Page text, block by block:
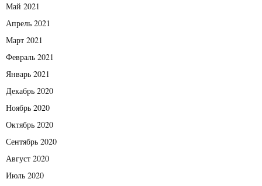
Май 2021
Апрель 2021
Март 2021
Февраль 2021
Январь 2021
Декабрь 2020
Ноябрь 2020
Октябрь 2020
Сентябрь 2020
Август 2020
Июль 2020